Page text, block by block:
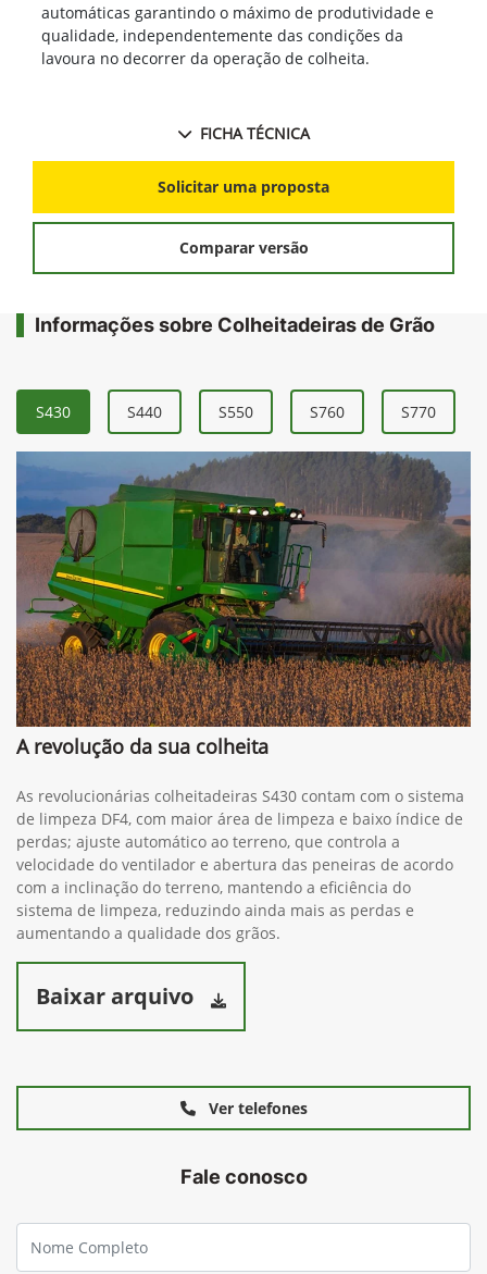
automáticas garantindo o máximo de produtividade e
qualidade, independentemente das condições da
lavoura no decorrer da operação de colheita.
FICHA TÉCNICA
Solicitar uma proposta
Comparar versão
Informações sobre Colheitadeiras de Grão
S430 S440 S550 S760 S770
A revolução da sua colheita
As revolucionárias colheitadeiras S430 contam com o sistema
de limpeza DF4, com maior área de limpeza e baixo índice de
perdas; ajuste automático ao terreno, que controla a
velocidade do ventilador e abertura das peneiras de acordo
com a inclinação do terreno, mantendo a eficiência do
sistema de limpeza, reduzindo ainda mais as perdas e
aumentando a qualidade dos grãos.
Baixar arquivo
Ver telefones
Fale conosco